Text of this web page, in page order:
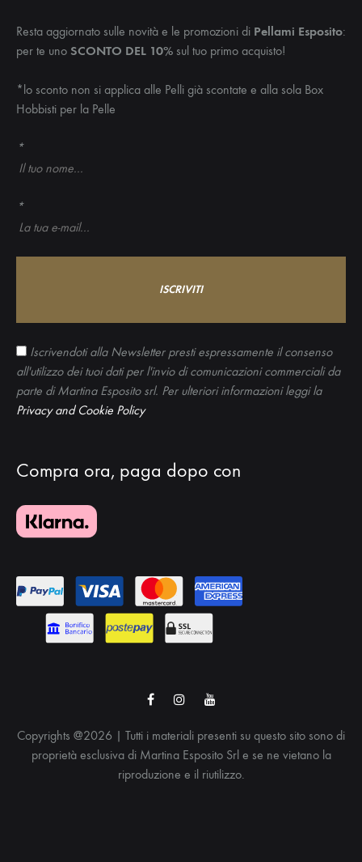
Resta aggiornato sulle novità e le promozioni di Pellami Esposito:
per te uno SCONTO DEL 10% sul tuo primo acquisto!
*lo sconto non si applica alle Pelli già scontate e alla sola Box
Hobbisti per la Pelle
*
*
Iscrivendoti alla Newsletter presti espressamente il consenso
all'utilizzo dei tuoi dati per l'invio di comunicazioni commerciali da
parte di Martina Esposito srl. Per ulteriori informazioni leggi la
Privacy and Cookie Policy
Compra ora, paga dopo con
Copyrights @2026 | Tutti i materiali presenti su questo sito sono di
proprietà esclusiva di Martina Esposito Srl e se ne vietano la
riproduzione e il riutilizzo.
FacebookInstagramYoutube